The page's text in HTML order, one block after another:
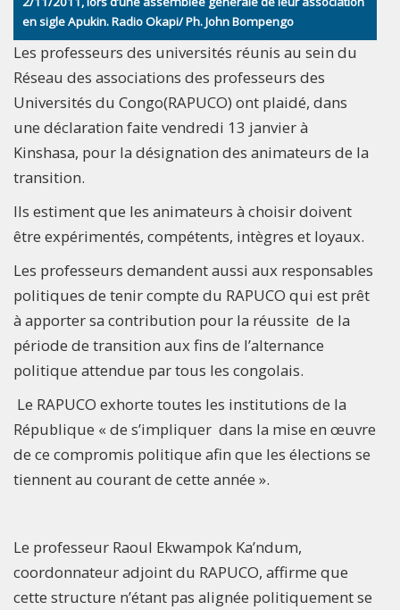
en sigle Apukin. Radio Okapi/ Ph. John Bompengo
Les professeurs des universités réunis au sein du
Réseau des associations des professeurs des
Universités du Congo(RAPUCO) ont plaidé, dans
une déclaration faite vendredi 13 janvier à
Kinshasa, pour la désignation des animateurs de la
transition.
Ils estiment que les animateurs à choisir doivent
être expérimentés, compétents, intègres et loyaux.
Les professeurs demandent aussi aux responsables
politiques de tenir compte du RAPUCO qui est prêt
à apporter sa contribution pour la réussite de la
période de transition aux fins de l’alternance
politique attendue par tous les congolais.
Le RAPUCO exhorte toutes les institutions de la
République « de s’impliquer dans la mise en œuvre
de ce compromis politique afin que les élections se
tiennent au courant de cette année ».
Le professeur Raoul Ekwampok Ka’ndum,
coordonnateur adjoint du RAPUCO, affirme que
cette structure n’étant pas alignée politiquement se